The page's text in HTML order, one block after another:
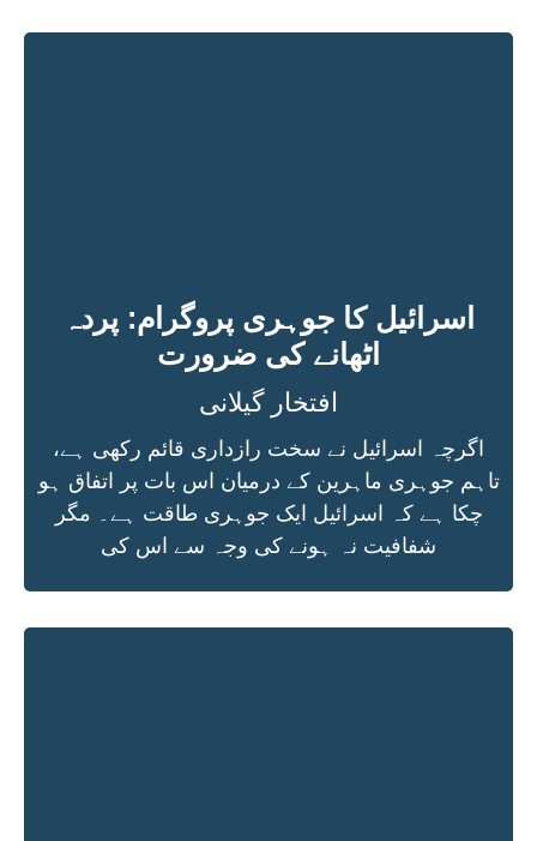
اسرائیل کا جوہری پروگرام: پردہ
اٹھانے کی ضرورت
افتخار گیلانی
اگرچہ اسرائیل نے سخت رازداری قائم رکھی ہے،
تاہم جوہری ماہرین کے درمیان اس بات پر اتفاق ہو
چکا ہے کہ اسرائیل ایک جوہری طاقت ہے۔ مگر
شفافیت نہ ہونے کی وجہ سے اس کی